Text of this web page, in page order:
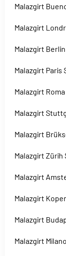
Malazgirt
Malazgirt
Malazgirt Berlin
Malazgirt Paris
Malazgirt Roma
Malazgirt
Malazgirt
Malazgirt Zürih
Malazgirt
Malazgirt
Malazgirt
Malazgirt